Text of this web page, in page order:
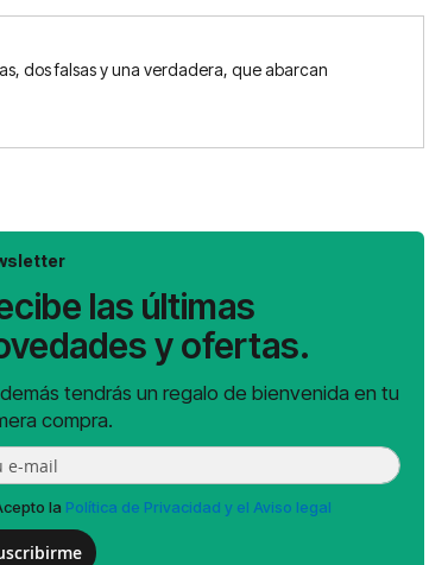
dos falsas y una verdadera, que abarcan
las últimas
y ofertas.
tendrás un regalo de bienvenida en tu
compra.
la Política de Privacidad y el Aviso legal